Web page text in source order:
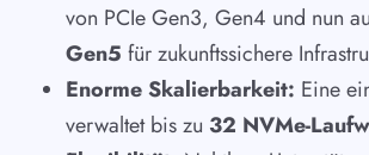
von PCIe Gen3, Gen4 und nun
Gen5 für zukunftssichere
Enorme Skalierbarkeit: Eine
verwaltet bis zu 32 NVMe-